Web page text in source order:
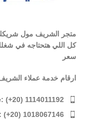
متجر الشريف مول
كل اللي هتحتاجه في
سعر
ارقام خدمة عملاء
(+20) 1114011192
(+20) 1018067146